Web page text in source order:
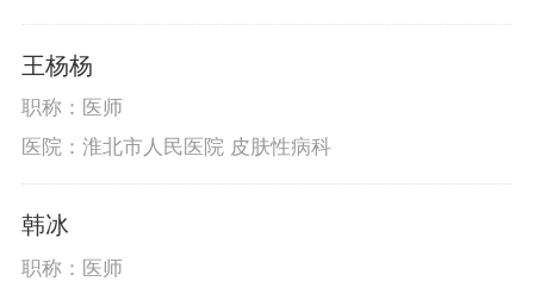
王杨杨
职称：医师
医院：淮北市人民医院 皮肤性病科
韩冰
职称：医师